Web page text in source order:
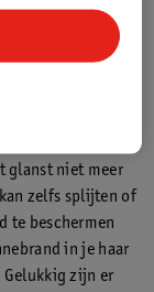
de zon, kan ze
pijnlijk aan.
beschermen
glanst niet meer
zelfs splijten of
te beschermen
in je haar
zijn er